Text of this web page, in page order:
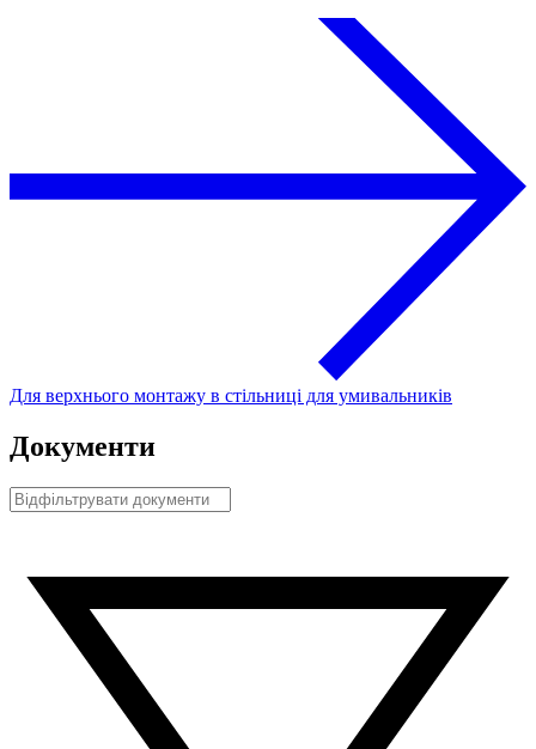
Для верхнього монтажу в стільниці для умивальників
Документи